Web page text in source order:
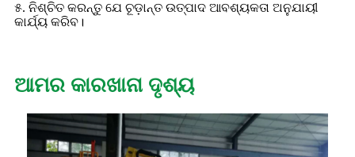
୫. ନିଶ୍ଚିତ କରନ୍ତୁ ଯେ ଚୂଡ଼ାନ୍ତ ଉତ୍ପାଦ ଆବଶ୍ୟକତା ଅନୁଯାୟୀ
କାର୍ଯ୍ୟ କରିବ।
ଆମର କାରଖାନା ଦୃଶ୍ୟ